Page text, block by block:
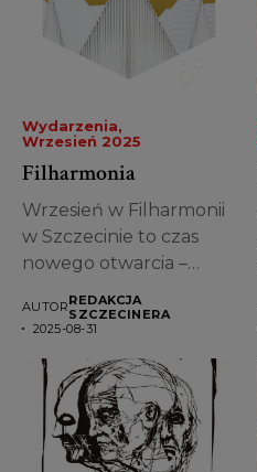
Wydarzenia
Wrzesień 2025
Filharmonia
Wrzesień w Filharmonii
w Szczecinie to czas
nowego otwarcia –
AUTORREDAKCJA
SZCZECINERA
2025-08-31